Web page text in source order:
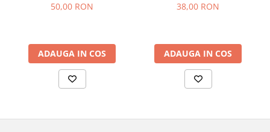
50,00 RON
ADAUGA IN COS
38,00 RON
ADAUGA IN COS